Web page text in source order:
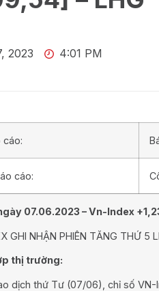
2023 4:01 PM
cáo:
cáo:
07.06.2023 – Vn-Index
GHI NHẬN PHIÊN TĂNG THỨ 5
thị trường:
dịch thứ Tư (07/06), chỉ số VN-